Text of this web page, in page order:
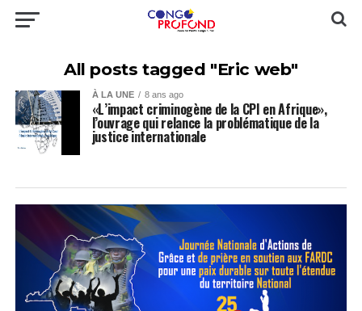
All posts tagged "Eric web"
À LA UNE 8 ans ago
«L’impact criminogène de la CPI en Afrique»,
l’ouvrage qui relance la problématique de la
justice internationale